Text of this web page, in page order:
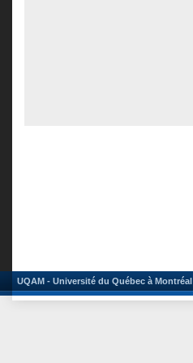
UQAM - Université du Québec à Montréal